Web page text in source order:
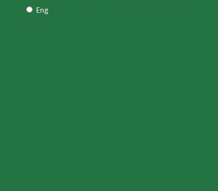
Eng